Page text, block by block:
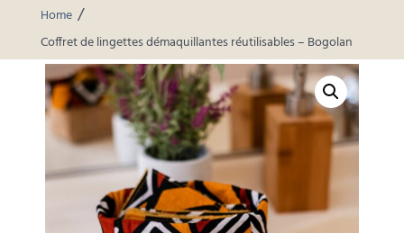
Home /
Coffret de lingettes démaquillantes réutilisables – Bogolan